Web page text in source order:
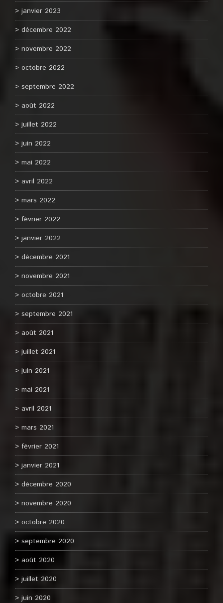
janvier 2023
décembre 2022
novembre 2022
octobre 2022
septembre 2022
août 2022
juillet 2022
juin 2022
mai 2022
avril 2022
mars 2022
février 2022
janvier 2022
décembre 2021
novembre 2021
octobre 2021
septembre 2021
août 2021
juillet 2021
juin 2021
mai 2021
avril 2021
mars 2021
février 2021
janvier 2021
décembre 2020
novembre 2020
octobre 2020
septembre 2020
août 2020
juillet 2020
juin 2020